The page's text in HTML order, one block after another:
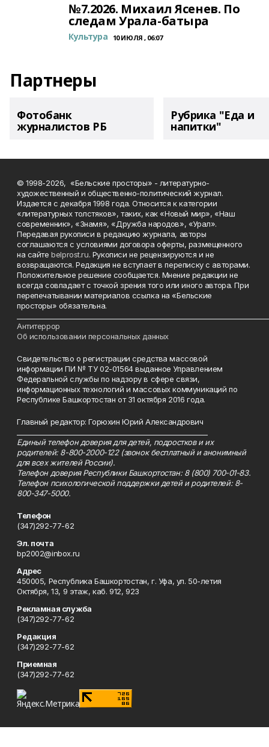
№7.2026. Михаил Ясенев. По
следам Урала-батыра
Культура 10 ИЮЛЯ , 06:07
Партнеры
Фотобанк
журналистов РБ
Рубрика "Еда и
напитки"
© 1998-2026, «Бельские просторы» - литературно-
художественный и общественно-политический журнал.
Издается с декабря 1998 года. Относится к категории
«литературных толстяков», таких, как «Новый мир», «Наш
современник», «Знамя», «Дружба народов», «Урал».
Передавая рукописи в редакцию журнала, авторы
соглашаются с условиями договора оферты, размещенного
на сайтеbelprost.ru. Рукописи не рецензируются и не
возвращаются. Редакция не вступает в переписку с авторами.
Положительное решение сообщается. Мнение редакции не
всегда совпадает с точкой зрения того или иного автора. При
перепечатывании материалов ссылка на «Бельские
просторы» обязательна.
Антитеррор
Об использовании персональных данных
Свидетельство о регистрации средства массовой
информации ПИ № ТУ 02-01564 выданное Управлением
Федеральной службы по надзору в сфере связи,
информационных технологий и массовых коммуникаций по
Республике Башкортостан от 31 октября 2016 года.
Главный редактор: Горюхин Юрий Александрович
Единый телефон доверия для детей, подростков и их
родителей: 8-800-2000-122 (звонок бесплатный и анонимный
для всех жителей России).
Телефон доверия Республики Башкортостан: 8 (800) 700-01-83.
Телефон психологической поддержки детей и родителей: 8-
800-347-5000.
Телефон
(347)292-77-62
Эл. почта
bp2002@inbox.ru
Адрес
450005, Республика Башкортостан, г. Уфа, ул. 50-летия
Октября, 13, 9 этаж, каб. 912, 923
Рекламная служба
(347)292-77-62
Редакция
(347)292-77-62
Приемная
(347)292-77-62